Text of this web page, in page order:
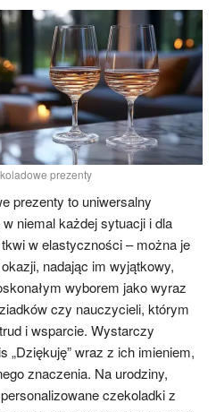
prezenty
prezenty to uniwersalny
niemal każdej sytuacji i dla
w elastyczności – można je
nadając im wyjątkowy,
wyborem jako wyraz
czy nauczycieli, którym
i wsparcie. Wystarczy
„Dziękuję” wraz z ich imieniem,
znaczenia. Na urodziny,
czekoladki z